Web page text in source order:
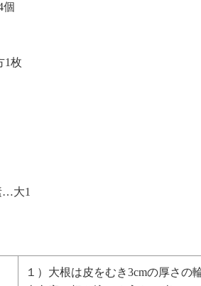
個
1枚
…大1
１）大根は皮をむき3cmの厚さの